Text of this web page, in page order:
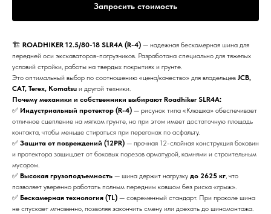
Запросить стоимость
🏗️ ROADHIKER 12.5/80-18 SLR4A (R-4) — надежная бескамерная шина для
передней оси экскаваторов-погрузчиков. Разработана специально для тяжелых
условий стройки, работы на твердых покрытиях и грунте.
Это оптимальный выбор по соотношению «цена/качество» для владельцев JCB,
CAT, Terex, Komatsu и другой техники.
Почему механики и собственники выбирают Roadhiker SLR4A:
✅ Индустриальный протектор (R-4) — рисунок типа «Клюшка» обеспечивает
отличное сцепление на мягком грунте, но при этом имеет достаточную площадь
контакта, чтобы меньше стираться при перегонах по асфальту.
✅ Защита от повреждений (12PR) — прочная 12-слойная конструкция боковин
и протектора защищает от боковых порезов арматурой, камнями и строительным
мусором.
✅ Высокая грузоподъемность — шина держит нагрузку до 2625 кг, что
позволяет уверенно работать полным передним ковшом без риска «грыж».
✅ Бескамерная технология (TL) — современный стандарт. При проколе шина
не спускает мгновенно, позволяя закончить смену или доехать до шиномонтажа.